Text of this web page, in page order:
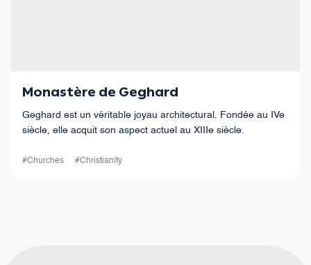
Monastère de Geghard
Geghard est un véritable joyau architectural. Fondée au IVe
siècle, elle acquit son aspect actuel au XIIIe siècle.
#Churches #Christianity